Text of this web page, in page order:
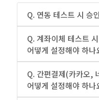
Q. 연동 테스트 시 승
Q. 계좌이체 테스트
어떻게 설정해야 하나
Q. 간편결제(카카오,
어떻게 설정해야 하나